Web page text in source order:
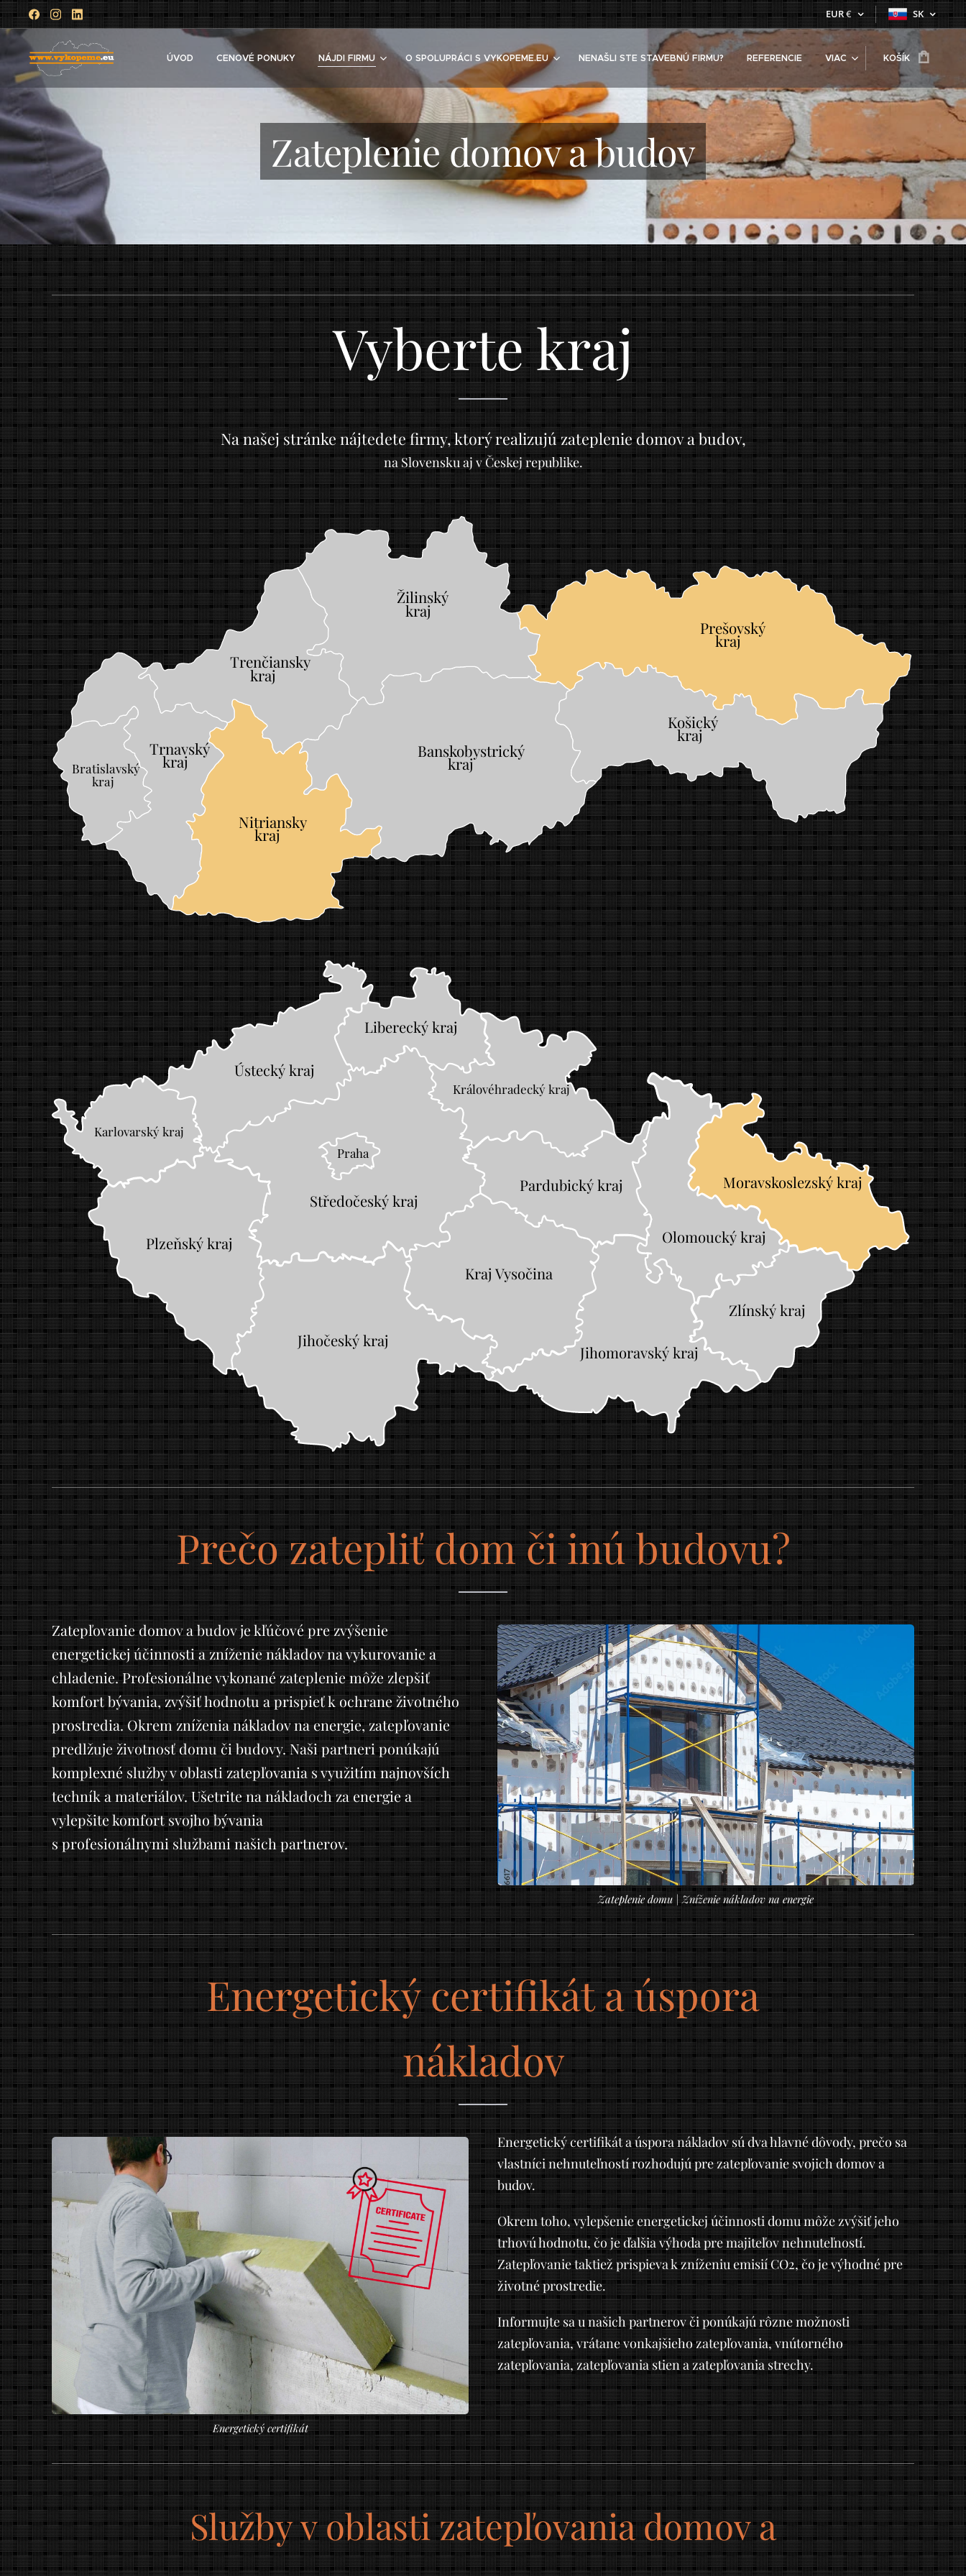
EUR€ SK
ÚVOD CENOVÉ PONUKY NÁJDI FIRMU O SPOLUPRÁCI S VYKOPEME.EU NENAŠLI STE STAVEBNÚ FIRMU? REFERENCIE VIAC KOŠÍK
Zateplenie domov a budov
Vyberte kraj
Na našej stránke nájtedete firmy, ktorý realizujú zateplenie domov a budov,
na Slovensku aj v Českej republike.
Bratislavský
kraj
Trnavský
kraj
Nitriansky
kraj
Trenčiansky
kraj
Banskobystrický
kraj
Košický
kraj
Prešovský
kraj
Žilinský
kraj
Olomoucký kraj
Moravskoslezský kraj
Jihomoravský kraj
Kraj Vysočina
Zlínský kraj
Jihočeský kraj
Středočeský kraj
Praha
Plzeňský kraj
Liberecký kraj
Pardubický kraj
Královéhradecký kraj
Karlovarský kraj
Ústecký kraj
Prečo zatepliť dom či inú budovu?
Zatepľovanie domov a budov je kľúčové pre zvýšenie
energetickej účinnosti a zníženie nákladov na vykurovanie a
chladenie. Profesionálne vykonané zateplenie môže zlepšiť
komfort bývania, zvýšiť hodnotu a prispieť k ochrane životného
prostredia. Okrem zníženia nákladov na energie, zatepľovanie
predlžuje životnosť domu či budovy. Naši partneri ponúkajú
komplexné služby v oblasti zatepľovania s využitím najnovších
techník a materiálov. Ušetrite na nákladoch za energie a
vylepšite komfort svojho bývania
s profesionálnymi službami našich partnerov.
Zateplenie domu | Zníženie nákladov na energie
Energetický certifikát a úspora
nákladov
Energetický certifikát
Energetický certifikát a úspora nákladov sú dva hlavné dôvody, prečo sa
vlastníci nehnuteľností rozhodujú pre zatepľovanie svojich domov a
budov.
Okrem toho, vylepšenie energetickej účinnosti domu môže zvýšiť jeho
trhovú hodnotu, čo je ďalšia výhoda pre majiteľov nehnuteľností.
Zatepľovanie taktiež prispieva k zníženiu emisií CO2, čo je výhodné pre
životné prostredie.
Informujte sa u našich partnerov či ponúkajú rôzne možnosti
zatepľovania, vrátane vonkajšieho zatepľovania, vnútorného
zatepľovania, zatepľovania stien a zatepľovania strechy.
Služby v oblasti zatepľovania domov a